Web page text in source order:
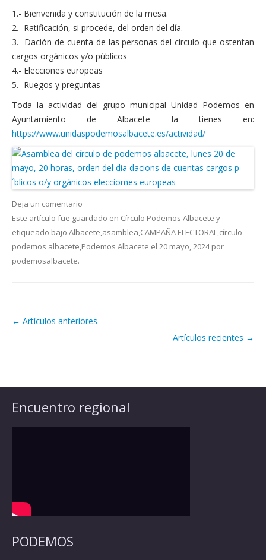
1.- Bienvenida y constitución de la mesa.
2.- Ratificación, si procede, del orden del día.
3.- Dación de cuenta de las personas del círculo que ostentan
cargos orgánicos y/o públicos
4.- Elecciones europeas
5.- Ruegos y preguntas
Toda la actividad del grupo municipal Unidad Podemos en
Ayuntamiento de Albacete la tienes en:
https://www.unidaspodemosalbacete.es/actividad/
Deja un comentario
Este artículo fue guardado en Círculo Podemos Albacete y
etiqueado bajo Albacete,asamblea,CAMPAÑA ELECTORAL,círculo
podemos albacete,Podemos Albacete el 20 mayo, 2024por
podemosalbacete.
Navegación de artículos
← Artículos anteriores
Artículos recientes →
Encuentro regional
PODEMOS